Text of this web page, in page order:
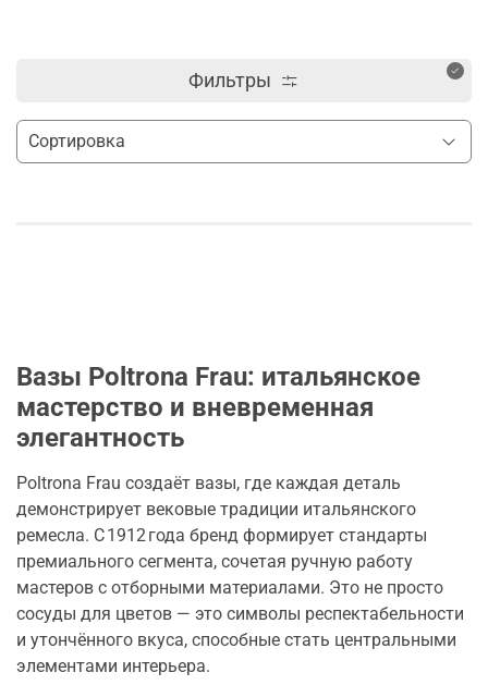
Фильтры
Вазы Poltrona Frau: итальянское
мастерство и вневременная
элегантность
Poltrona Frau создаёт вазы, где каждая деталь
демонстрирует вековые традиции итальянского
ремесла. С 1912 года бренд формирует стандарты
премиального сегмента, сочетая ручную работу
мастеров с отборными материалами. Это не просто
сосуды для цветов — это символы респектабельности
и утончённого вкуса, способные стать центральными
элементами интерьера.